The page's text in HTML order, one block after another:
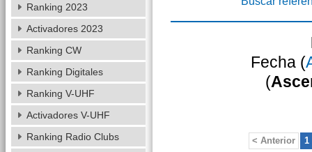
Fecha (
(
< Anterior 1
Ranking 2023
Activadores 2023
Ranking CW
Ranking Digitales
Ranking V-UHF
Activadores V-UHF
Ranking Radio Clubs